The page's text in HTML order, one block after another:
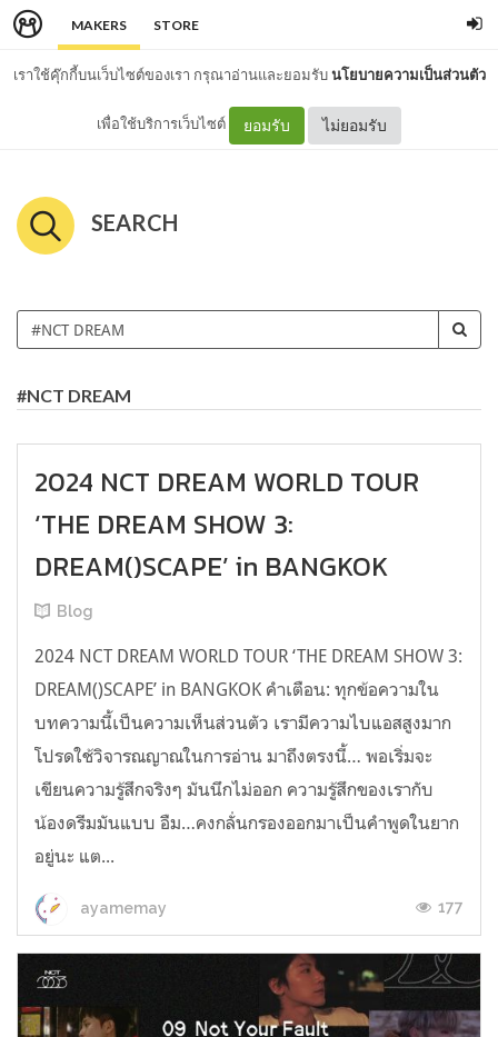
MAKERS STORE
เราใช้คุ๊กกี้บนเว็บไซต์ของเรา กรุณาอ่านและยอมรับนโยบายความเป็นส่วนตัว
เพื่อใช้บริการเว็บไซต์ ยอมรับ ไม่ยอมรับ
SEARCH
#NCT DREAM
2024 NCT DREAM WORLD TOUR
‘THE DREAM SHOW 3:
DREAM()SCAPE’ in BANGKOK
Blog
2024 NCT DREAM WORLD TOUR ‘THE DREAM SHOW 3:
DREAM()SCAPE’ in BANGKOK คำเตือน: ทุกข้อความใน
บทความนี้เป็นความเห็นส่วนตัว เรามีความไบแอสสูงมาก
โปรดใช้วิจารณญาณในการอ่าน มาถึงตรงนี้… พอเริ่มจะ
เขียนความรู้สึกจริงๆ มันนึกไม่ออก ความรู้สึกของเรากับ
น้องดรีมมันแบบ อืม…คงกลั่นกรองออกมาเป็นคำพูดในยาก
อยู่นะ แต...
ayamemay 177